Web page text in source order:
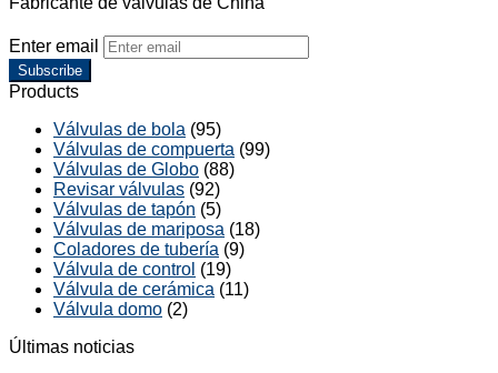
Enter email
Subscribe
Products
Válvulas de bola (95)
Válvulas de compuerta (99)
Válvulas de Globo (88)
Revisar válvulas (92)
Válvulas de tapón (5)
Válvulas de mariposa (18)
Coladores de tubería (9)
Válvula de control (19)
Válvula de cerámica (11)
Válvula domo (2)
Últimas noticias